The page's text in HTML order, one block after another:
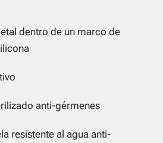
dentro de un marco de
anti-gérmenes
resistente al agua anti-